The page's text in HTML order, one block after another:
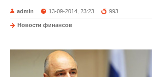
admin 13-09-2014, 23:23 993
Новости финансов